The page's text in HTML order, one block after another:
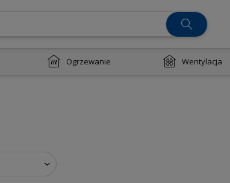
Ogrzewanie Wentylacja